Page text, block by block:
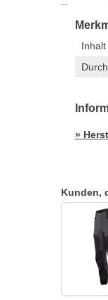
Inhalt
»
Kunden,